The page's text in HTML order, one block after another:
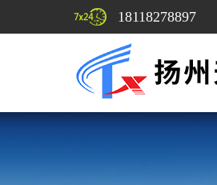
18118278897